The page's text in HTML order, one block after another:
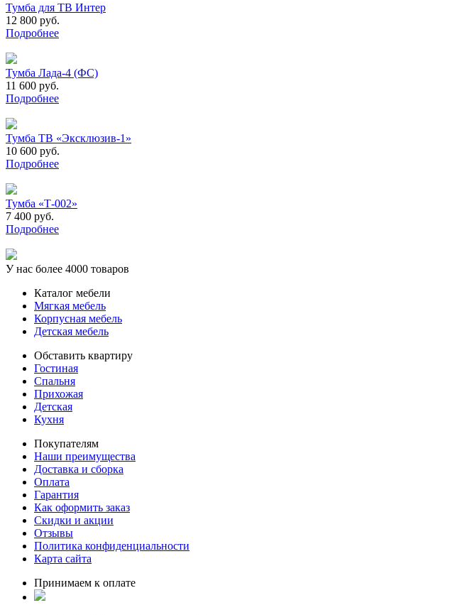
Тумба для ТВ Интер
12 800 руб.
Подробнее
Тумба Лада-4 (ФС)
11 600 руб.
Подробнее
Тумба ТВ «Эксклюзив-1»
10 600 руб.
Подробнее
Тумба «Т-002»
7 400 руб.
Подробнее
У нас более 4000 товаров
Каталог мебели
Мягкая мебель
Корпусная мебель
Детская мебель
Обставить квартиру
Гостиная
Спальня
Прихожая
Детская
Кухня
Покупателям
Наши преимущества
Доставка и сборка
Оплата
Гарантия
Как оформить заказ
Скидки и акции
Отзывы
Политика конфиденциальности
Карта сайта
Принимаем к оплате